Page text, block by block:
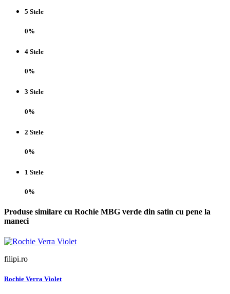
5 Stele
0%
4 Stele
0%
3 Stele
0%
2 Stele
0%
1 Stele
0%
Produse similare cu Rochie MBG verde din satin cu pene la
maneci
filipi.ro
Rochie Verra Violet